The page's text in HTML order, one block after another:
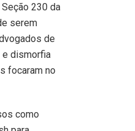
230 da
serem
de
e dismorfia
focaram no
como